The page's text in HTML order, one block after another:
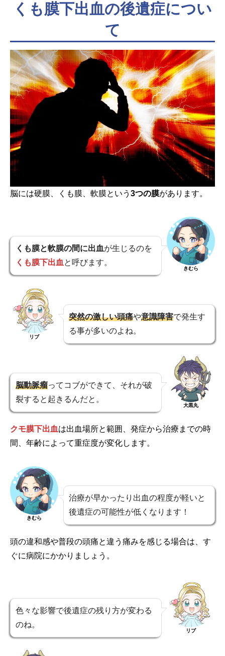
くも膜下出血の後遺症につい
て
脳には硬膜、くも膜、軟膜という 3つの膜があります。
くも膜と軟膜の間に出血が生じるのを
くも膜下出血 と呼びます。
きむら
リブ
突然の激しい頭痛や意識障害で発生す
る事が多いのよね。
脳動脈瘤ってコブができて、それが破
裂すると起きるんだと。
大黒丸
クモ膜下出血は出血場所と範囲、発症から治療までの時
間、年齢によって重症度が変化します。
きむら
治療が早かったり出血の程度が軽いと
後遺症の可能性が低くなります！
頭の違和感や普段の頭痛と違う痛みを感じる場合は、す
ぐに病院にかかりましょう。
色々な影響で後遺症の残り方が変わる
のね。
リブ